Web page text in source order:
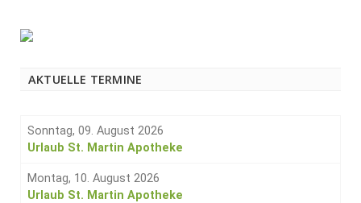
AKTUELLE TERMINE
Sonntag, 09. August 2026
Urlaub St. Martin Apotheke
Montag, 10. August 2026
Urlaub St. Martin Apotheke